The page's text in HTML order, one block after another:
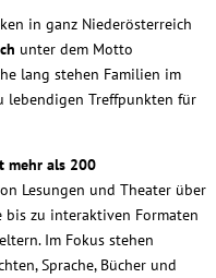
in ganz Niederösterreich
unter dem Motto
lang stehen Familien im
Treffpunkten für
mehr als 200
Lesungen und Theater über
zu interaktiven Formaten
Im Fokus stehen
Sprache, Bücher und